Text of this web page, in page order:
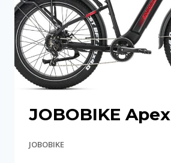
JOBOBIKE Apex
JOBOBIKE